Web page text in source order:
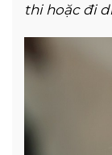
thi hoặc đi